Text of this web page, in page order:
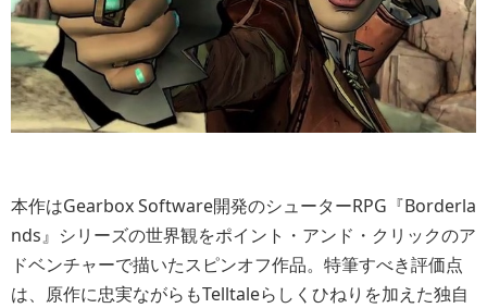
本作はGearbox Software開発のシューターRPG『Borderla
nds』シリーズの世界観をポイント・アンド・クリックのア
ドベンチャーで描いたスピンオフ作品。特筆すべき評価点
は、原作に忠実ながらもTelltaleらしくひねりを加えた独自